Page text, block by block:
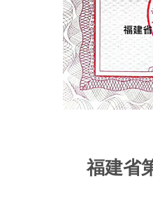
福建省